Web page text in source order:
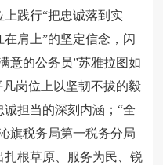
践行“把忠诚落到实
肩上”的坚定信念，闪
意的公务员”苏雅拉图如
岗位上以坚韧不拔的毅
担当的深刻内涵；“全
旗税务局第一税务分局
根草原、服务为民、锐